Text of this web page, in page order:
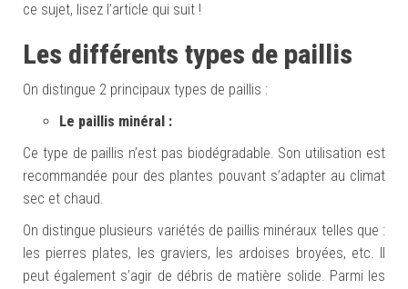
ce sujet, lisez l’article qui suit !
Les différents types de paillis
On distingue 2 principaux types de paillis :
Le paillis minéral :
Ce type de paillis n’est pas biodégradable. Son utilisation est
recommandée pour des plantes pouvant s’adapter au climat
sec et chaud.
On distingue plusieurs variétés de paillis minéraux telles que :
les pierres plates, les graviers, les ardoises broyées, etc. Il
peut également s’agir de débris de matière solide. Parmi les